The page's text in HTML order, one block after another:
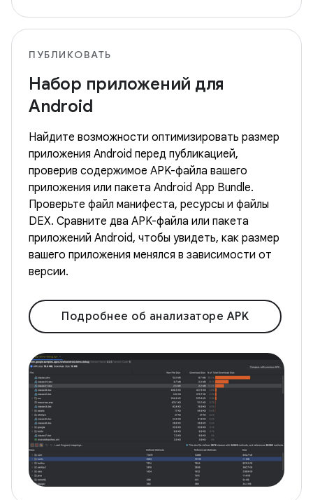
ПУБЛИКОВАТЬ
Набор приложений для
Android
Найдите возможности оптимизировать размер
приложения Android перед публикацией,
проверив содержимое APK-файла вашего
приложения или пакета Android App Bundle.
Проверьте файл манифеста, ресурсы и файлы
DEX. Сравните два APK-файла или пакета
приложений Android, чтобы увидеть, как размер
вашего приложения менялся в зависимости от
версии.
Подробнее об анализаторе APK